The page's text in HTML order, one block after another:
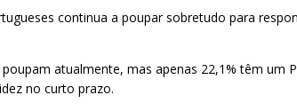
continua a poupar sobretudo para
atualmente, mas apenas 22,1% têm
no curto prazo.